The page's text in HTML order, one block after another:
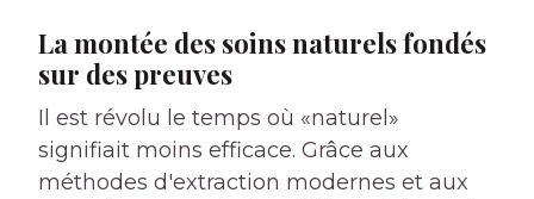
La montée des soins naturels fondés
sur des preuves
Il est révolu le temps où «naturel»
signifiait moins efficace. Grâce aux
méthodes d'extraction modernes et aux